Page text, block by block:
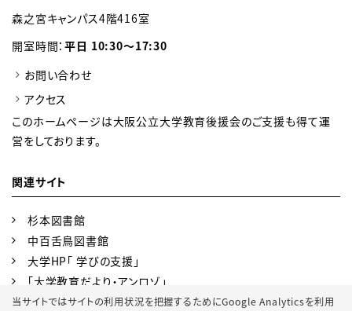
当サイトではサイトの利用状況を把握するためにGoogle Analyticsを利用
森之宮キャンパス4階416室
開室時間：平日 10:30～17:30
お問い合わせ
アクセス
このホームページは大阪公立大学教育後援会のご支援も得て運
営をしております。
関連サイト
杉本図書館
中百舌鳥図書館
大学HP「 学びの支援」
「大学教育だより・アンロゾ」
高等教育研究開発センター